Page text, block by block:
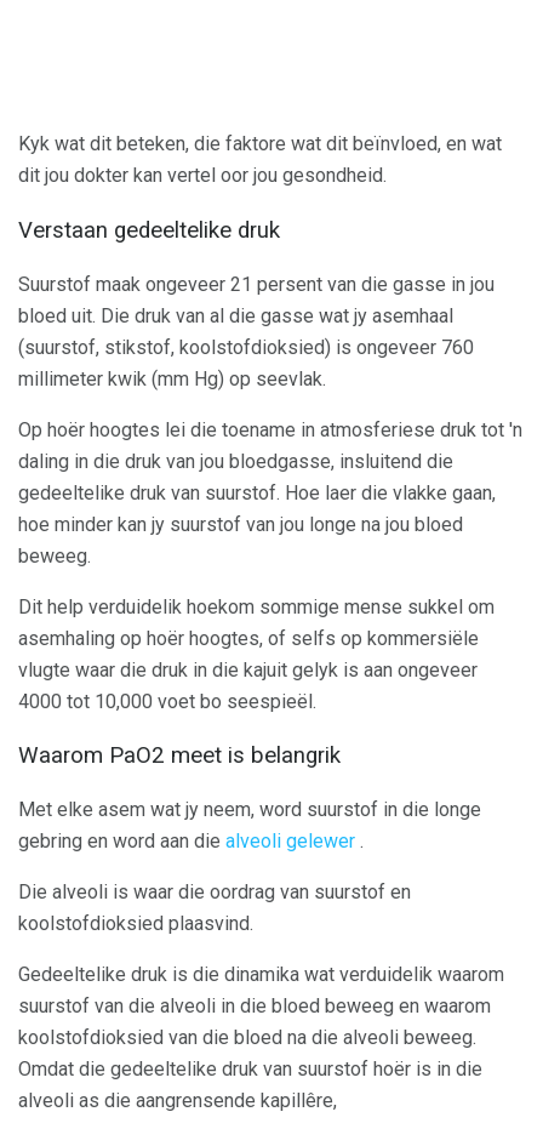
Kyk wat dit beteken, die faktore wat dit beïnvloed, en wat
dit jou dokter kan vertel oor jou gesondheid.
Verstaan ​​gedeeltelike druk
Suurstof maak ongeveer 21 persent van die gasse in jou
bloed uit. Die druk van al die gasse wat jy asemhaal
(suurstof, stikstof, koolstofdioksied) is ongeveer 760
millimeter kwik (mm Hg) op seevlak.
Op hoër hoogtes lei die toename in atmosferiese druk tot 'n
daling in die druk van jou bloedgasse, insluitend die
gedeeltelike druk van suurstof. Hoe laer die vlakke gaan,
hoe minder kan jy suurstof van jou longe na jou bloed
beweeg.
Dit help verduidelik hoekom sommige mense sukkel om
asemhaling op hoër hoogtes, of selfs op kommersiële
vlugte waar die druk in die kajuit gelyk is aan ongeveer
4000 tot 10,000 voet bo seespieël.
Waarom PaO2 meet is belangrik
Met elke asem wat jy neem, word suurstof in die longe
gebring en word aan die alveoli gelewer .
Die alveoli is waar die oordrag van suurstof en
koolstofdioksied plaasvind.
Gedeeltelike druk is die dinamika wat verduidelik waarom
suurstof van die alveoli in die bloed beweeg en waarom
koolstofdioksied van die bloed na die alveoli beweeg.
Omdat die gedeeltelike druk van suurstof hoër is in die
alveoli as die aangrensende kapillêre,